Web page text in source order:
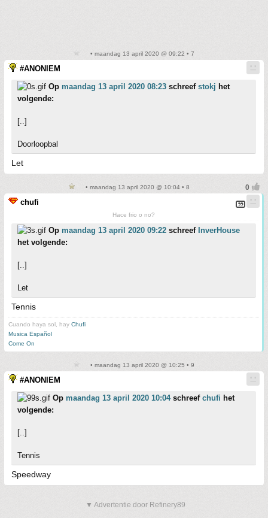
• maandag 13 april 2020 @ 09:22 • 7
#ANONIEM
Op maandag 13 april 2020 08:23 schreef stokj het
volgende:
[..]
Doorloopbal
Let
• maandag 13 april 2020 @ 10:04 • 8
chufi
Hace frio o no?
Op maandag 13 april 2020 09:22 schreef InverHouse
het volgende:
[..]
Let
Tennis
Cuando haya sol, hay Chufi
Musica Español
Come On
• maandag 13 april 2020 @ 10:25 • 9
#ANONIEM
Op maandag 13 april 2020 10:04schreef chufi het
volgende:
[..]
Tennis
Speedway
▼ Advertentie door Refinery89